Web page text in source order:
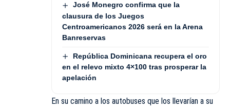
José Monegro confirma que la
clausura de los Juegos
Centroamericanos 2026 será en la Arena
Banreservas
República Dominicana recupera el oro
en el relevo mixto 4×100 tras prosperar la
apelación
En su camino a los autobuses que los llevarían a su